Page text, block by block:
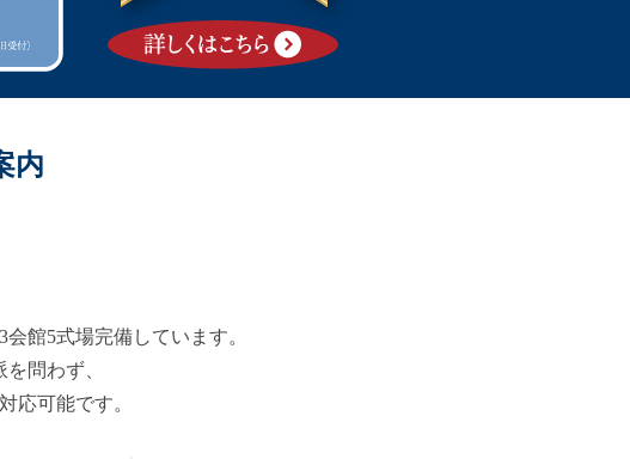
内
館5式場完備しています。
問わず、
応可能です。